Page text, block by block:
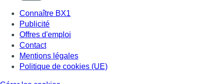
Connaître BX1
Publicité
Offres d'emploi
Contact
Mentions légales
Politique de cookies (UE)